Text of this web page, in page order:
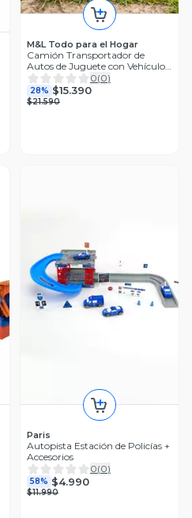
M&L Todo para el Hogar
Camión Transportador de
Autos de Juguete con Vehículos
de Emergencia0(0)
28% $15.390
$21.590
Paris
Autopista Estación de Policías +
Accesorios
0(0)
58% $4.990
$11.990